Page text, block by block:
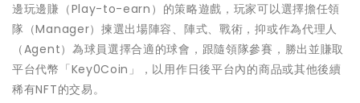
邊玩邊賺（Play-to-earn）的策略遊戲，玩家可以選擇擔任領
隊（Manager）揀選出場陣容、陣式、戰術，抑或作為代理人
（Agent）為球員選擇合適的球會，跟隨領隊參賽，勝出並賺取
平台代幣「Key0Coin」，以用作日後平台內的商品或其他後續
稀有NFT的交易。